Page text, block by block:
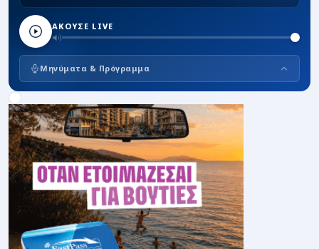
ΑΚΟΥΣΕ LIVE
Μηνύματα & Πρόγραμμα